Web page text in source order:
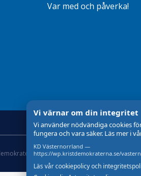
Var med och påverka!
Om Cookies Skapad med
Vi värnar om din integritet
Vi använder nödvändiga cookies
fungera och vara säker. Läs mer i
KD Västernorrland —
https://wp.kristdemokraterna.se/
Läs vår cookiepolicy och